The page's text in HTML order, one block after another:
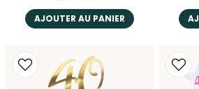
AJOUTER AU PANIER